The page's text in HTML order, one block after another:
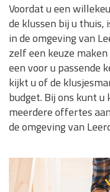
Voordat u een
de klussen bij u thuis,
in de omgeving van
zelf een keuze
een voor u passende
kijkt u of de
budget. Bij ons kunt
meerdere offertes
de omgeving van